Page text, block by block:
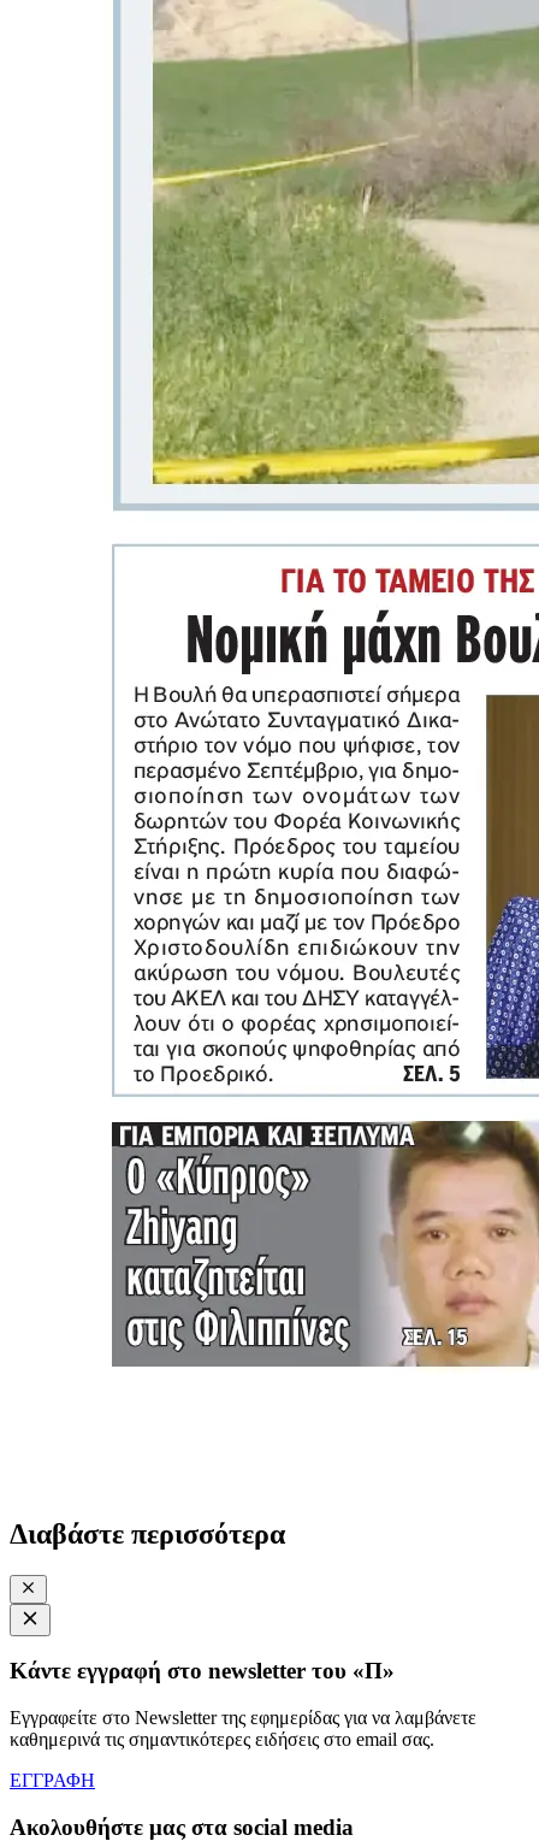
Διαβάστε περισσότερα
Κάντε εγγραφή στο newsletter του «Π»
Εγγραφείτε στο Newsletter της εφημερίδας για να λαμβάνετε
καθημερινά τις σημαντικότερες ειδήσεις στο email σας.
ΕΓΓΡΑΦΗ
Ακολουθήστε μας στα social media